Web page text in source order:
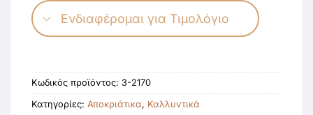
Ενδιαφέρομαι για Τιμολόγιο
Κωδικός προϊόντος: 3-2170
Κατηγορίες: Αποκριάτικα, Καλλυντικά